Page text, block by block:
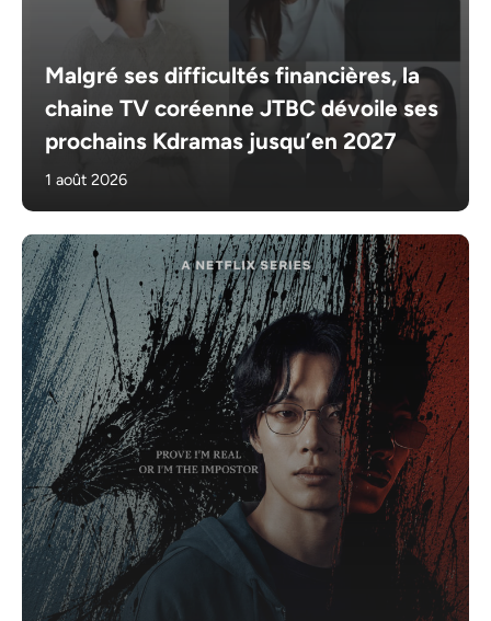
Malgré ses difficultés financières, la
chaine TV coréenne JTBC dévoile ses
prochains Kdramas jusqu’en 2027
1 août 2026